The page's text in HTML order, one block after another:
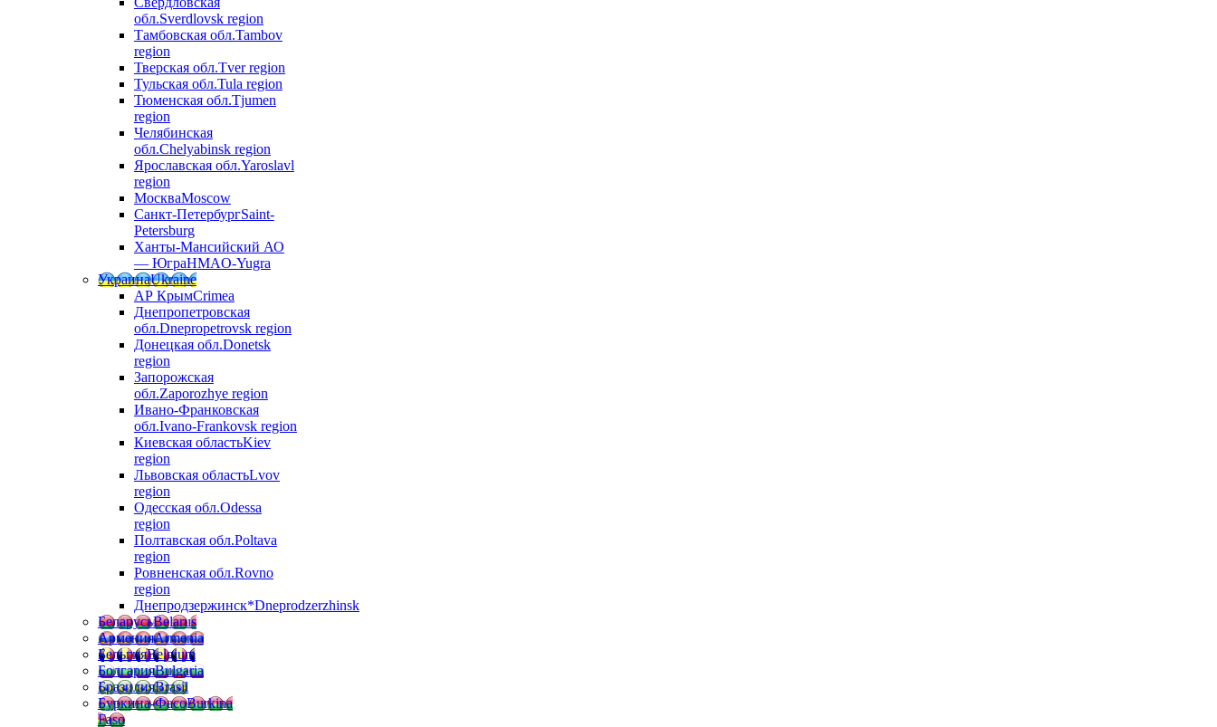
обл.Sverdlovsk region
Тамбовская обл.Tambov
region
Тверская обл.Tver region
Тульская обл.Tula region
Тюменская обл.Tjumen
region
Челябинская
обл.Chelyabinsk region
Ярославская обл.Yaroslavl
region
МоскваMoscow
Санкт-ПетербургSaint-
Petersburg
Ханты-Мансийский АО
— ЮграHMAO-Yugra
УкраинаUkraine
АР КрымCrimea
Днепропетровская
обл.Dnepropetrovsk region
Донецкая обл.Donetsk
region
Запорожская
обл.Zaporozhye region
Ивано-Франковская
обл.Ivano-Frankovsk region
Киевская областьKiev
region
Львовская областьLvov
region
Одесская обл.Odessa
region
Полтавская обл.Poltava
region
Ровненская обл.Rovno
region
Днепродзержинск*Dneprodzerzhinsk
БеларусьBelarus
АрменияArmenia
БельгияBelgium
БолгарияBulgaria
БразилияBrasil
Буркина-ФасоBurkina
Faso